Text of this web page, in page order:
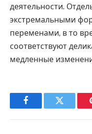
деятельности.
экстремальными
переменами, в то
соответствуют
медленные
FacebookTwitter